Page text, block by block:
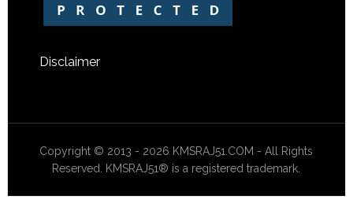
Disclaimer
Copyright © 2013 - 2026 KMSRAJ51.COM - All Rights
Reserved. KMSRAJ51® is a registered trademark.